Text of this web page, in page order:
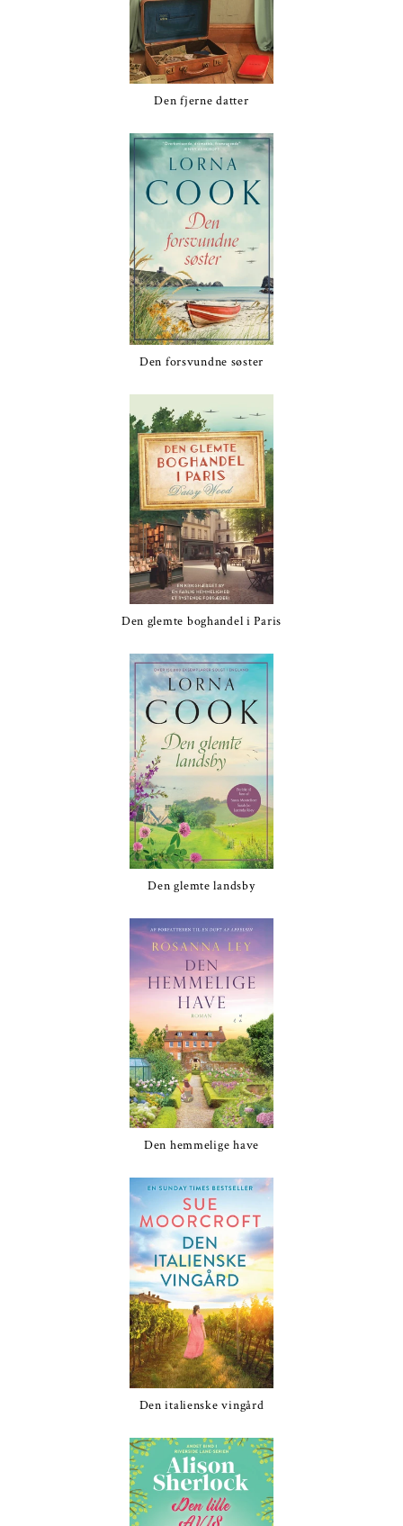
Den fjerne datter
Den forsvundne søster
Den glemte boghandel i Paris
Den glemte landsby
Den hemmelige have
Den italienske vingård